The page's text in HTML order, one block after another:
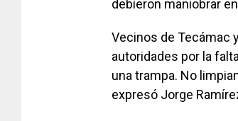
debieron maniobrar
Vecinos de Tecámac
autoridades por la
una trampa. No
expresó Jorge